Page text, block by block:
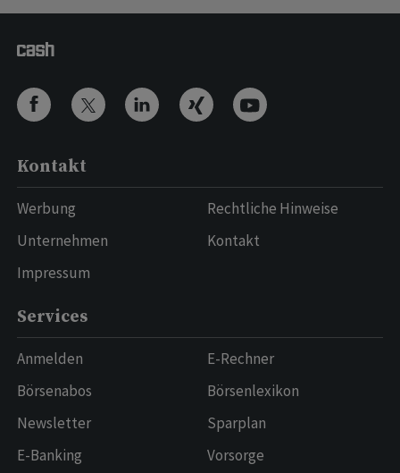
Kontakt
Werbung
Unternehmen
Impressum
Rechtliche Hinweise
Kontakt
Services
Anmelden
Börsenabos
Newsletter
E-Banking
E-Rechner
Börsenlexikon
Sparplan
Vorsorge